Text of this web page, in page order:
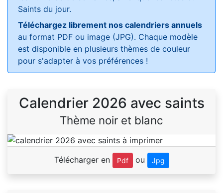
Saints du jour.
Téléchargez librement nos calendriers annuels
au format PDF ou image (JPG). Chaque modèle
est disponible en plusieurs thèmes de couleur
pour s'adapter à vos préférences !
Calendrier 2026 avec saints
Thème noir et blanc
Télécharger en Pdf ou Jpg